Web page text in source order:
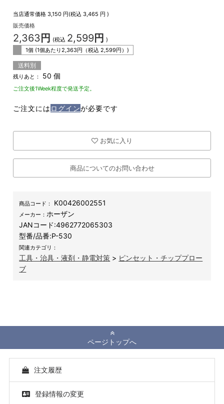
当店通常価格 3,150 円(税込 3,465 円 )
販売価格
2,363 円 (税込 2,599円 )
1個 (1個あたり2,363円（税込2,599円）)
送料別
残りあと： 50 個
ご注文後1Week程度で発送予定。
ご注文には ログインが必要です
お気に入り
商品についてのお問い合わせ
商品コード： K00426002551
メーカー：ホーザン
JANコード:4962772065303
型番/品番:P-530
関連カテゴリ：
工具・治具・液剤・静電対策 > ピンセット・チッププロー
ブ
ページトップへ
注文履歴
登録情報の変更